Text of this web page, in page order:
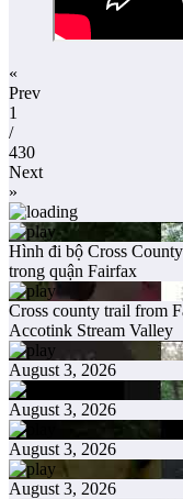
«
Prev
1
/
430
Next
»
Hình đi bộ Cross
trong quận Fairfax
Cross county trail from
Accotink Stream Valley
August 3, 2026
August 3, 2026
August 3, 2026
August 3, 2026